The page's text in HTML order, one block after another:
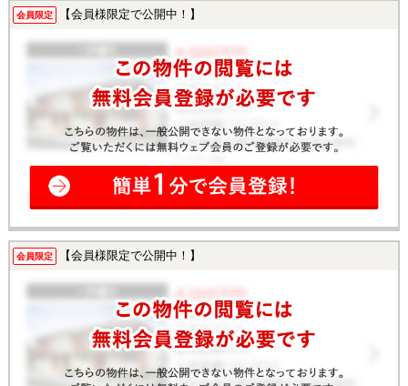
会員限定 【会員様限定で公開中！】
会員限定 【会員様限定で公開中！】